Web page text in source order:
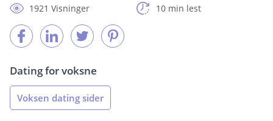
1921 Visninger
10 min lest
Dating for voksne
Voksen dating sider